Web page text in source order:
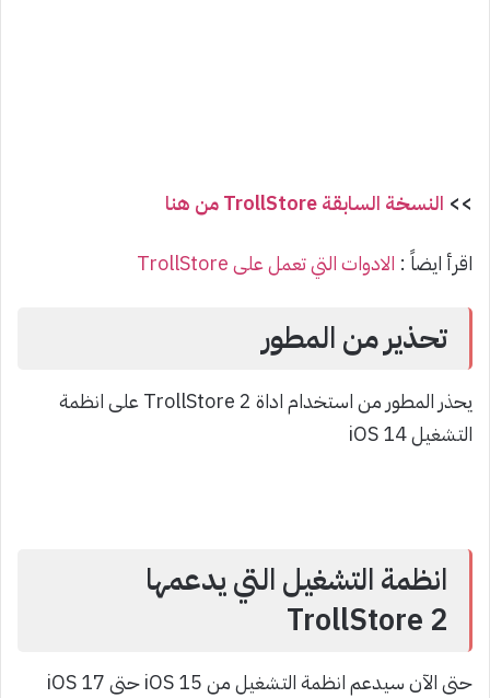
>> النسخة السابقة TrollStore من هنا
اقرأ ايضاً : الادوات التي تعمل على TrollStore
تحذير من المطور
يحذر المطور من استخدام اداة TrollStore 2 على انظمة
التشغيل iOS 14
انظمة التشغيل التي يدعمها
TrollStore 2
حتى الآن سيدعم انظمة التشغيل من iOS 15 حتى iOS 17